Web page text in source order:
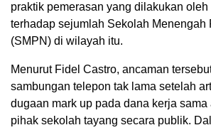
praktik pemerasan yang dilakukan
terhadap sejumlah Sekolah Menengah
(SMPN) di wilayah itu.
Menurut Fidel Castro, ancaman
sambungan telepon tak lama setelah
dugaan mark up pada dana kerja sama
pihak sekolah tayang secara publik.